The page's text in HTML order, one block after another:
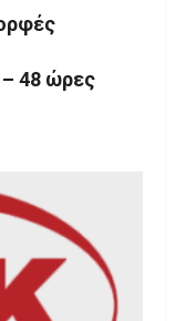
48 ώρες